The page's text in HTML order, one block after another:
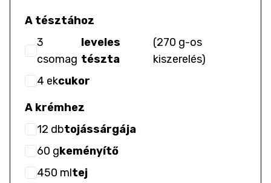
A tésztához
3
csomag
leveles
tészta
(270 g-os
kiszerelés)
4 ekcukor
A krémhez
12 dbtojássárgája
60 gkeményítő
450 mltej